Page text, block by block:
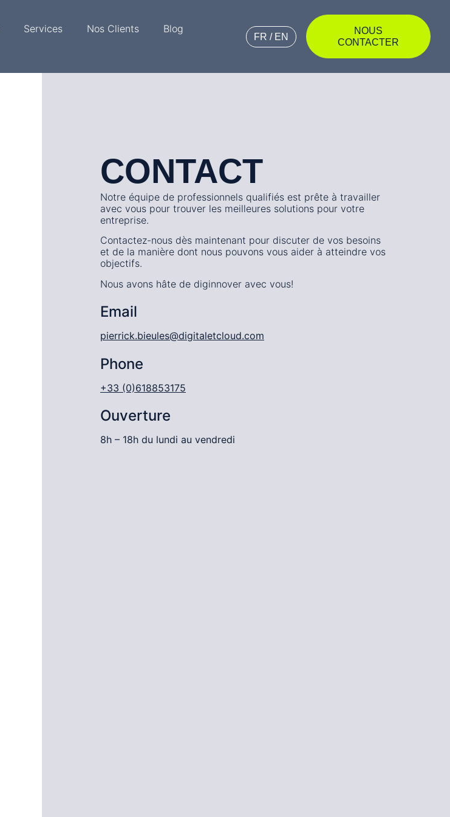
Services Nos Clients Blog
FR / EN
NOUS
CONTACTER
CONTACT
Notre équipe de professionnels qualifiés est prête à travailler
avec vous pour trouver les meilleures solutions pour votre
entreprise.
Contactez-nous dès maintenant pour discuter de vos besoins
et de la manière dont nous pouvons vous aider à atteindre vos
objectifs.
Nous avons hâte de diginnover avec vous!
Email
pierrick.bieules@digitaletcloud.com
Phone
+33 (0)618853175
Ouverture
8h – 18h du lundi au vendredi